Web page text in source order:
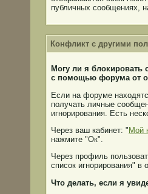
публичных сообщениях,
Конфликт с другими
Могу ли я блокировать
с помощью форума от
Если на форуме
получать личные
игнорирования. Есть
Через ваш кабинет: " Мой
нажмите "Ок".
Через профиль
список игнорирования"
Что делать, если я